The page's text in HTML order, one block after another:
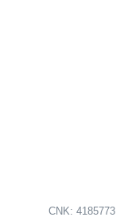
CNK: 4185773